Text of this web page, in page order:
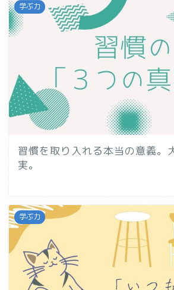
学ぶ力
習慣を取り入れる本当の意義。
実。
学ぶ力